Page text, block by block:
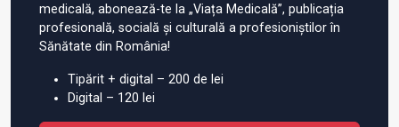
medicală, abonează-te la „Viața Medicală”, publicația
profesională, socială și culturală a profesioniștilor în
Sănătate din România!
Tipărit + digital – 200 de lei
Digital – 120 lei